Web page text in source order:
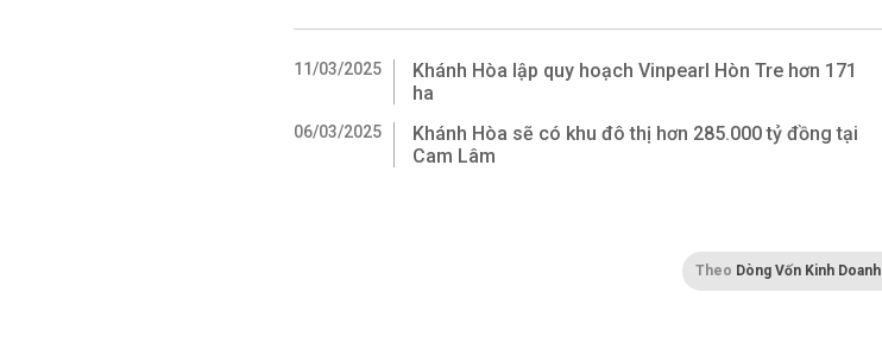
11/03/2025
Khánh Hòa lập quy hoạch Vinpearl Hòn Tre hơn 171
ha
06/03/2025
Khánh Hòa sẽ có khu đô thị hơn 285.000 tỷ đồng tại
Cam Lâm
Theo Dòng Vốn Kinh Doanh